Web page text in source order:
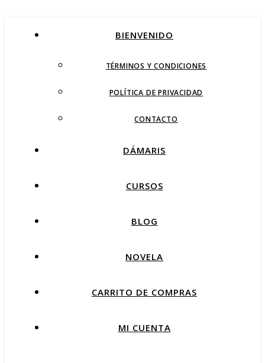
BIENVENIDO
TÉRMINOS Y CONDICIONES
POLÍTICA DE PRIVACIDAD
CONTACTO
DÁMARIS
CURSOS
BLOG
NOVELA
CARRITO DE COMPRAS
MI CUENTA